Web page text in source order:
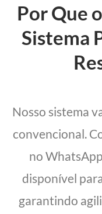
Por Que
Sistema
Nosso sistema
convencional.
no
disponível
garantindo